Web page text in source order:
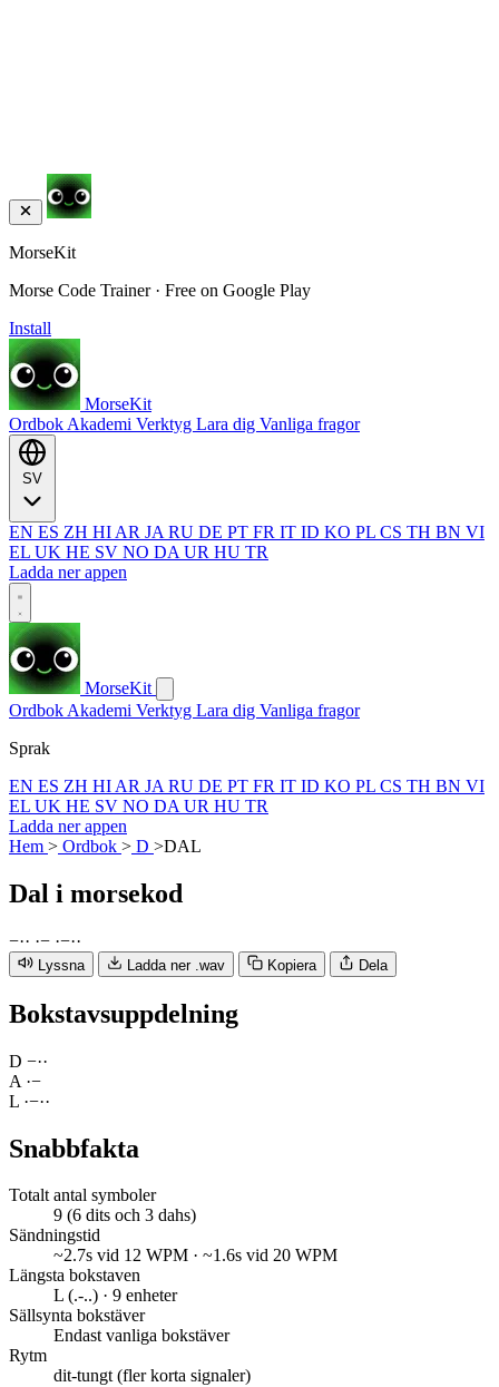
MorseKit
Morse Code Trainer · Free on Google Play
Install
MorseKit
Ordbok Akademi Verktyg Lara dig Vanliga fragor
EN ES ZH HI AR JA RU DE PT FR IT ID KO PL CS TH BN VI
EL UK HE SV NO DA UR HU TR
Ladda ner appen
MorseKit
Ordbok Akademi Verktyg Lara dig Vanliga fragor
Sprak
EN ES ZH HI AR JA RU DE PT FR IT ID KO PL CS TH BN VI
EL UK HE SV NO DA UR HU TR
Ladda ner appen
Hem > Ordbok > D >DAL
Dal i morsekod
−·· ·− ·−··
Lyssna Ladda ner .wav Kopiera Dela
Bokstavsuppdelning
D −··
A ·−
L ·−··
Snabbfakta
Totalt antal symboler
9 (6 dits och 3 dahs)
Sändningstid
~2.7s vid 12 WPM · ~1.6s vid 20 WPM
Längsta bokstaven
L (.-..) · 9 enheter
Sällsynta bokstäver
Endast vanliga bokstäver
Rytm
dit-tungt (fler korta signaler)